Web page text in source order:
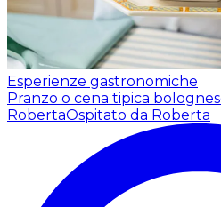
Esperienze gastronomiche
Pranzo o cena tipica
RobertaOspitato da Roberta